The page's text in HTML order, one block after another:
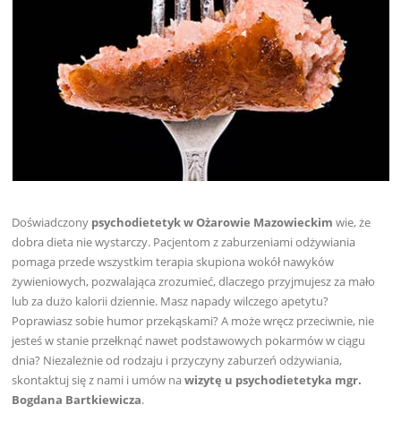
Doświadczony psychodietetykw Ożarowie Mazowieckim wie, że
dobra dieta nie wystarczy. Pacjentom z zaburzeniami odżywiania
pomaga przede wszystkim terapia skupiona wokół nawyków
żywieniowych, pozwalająca zrozumieć, dlaczego przyjmujesz za mało
lub za dużo kalorii dziennie. Masz napady wilczego apetytu?
Poprawiasz sobie humor przekąskami? A może wręcz przeciwnie, nie
jesteś w stanie przełknąć nawet podstawowych pokarmów w ciągu
dnia? Niezależnie od rodzaju i przyczyny zaburzeń odżywiania,
skontaktuj się z nami i umów nawizytę u psychodietetyka mgr.
Bogdana Bartkiewicza.